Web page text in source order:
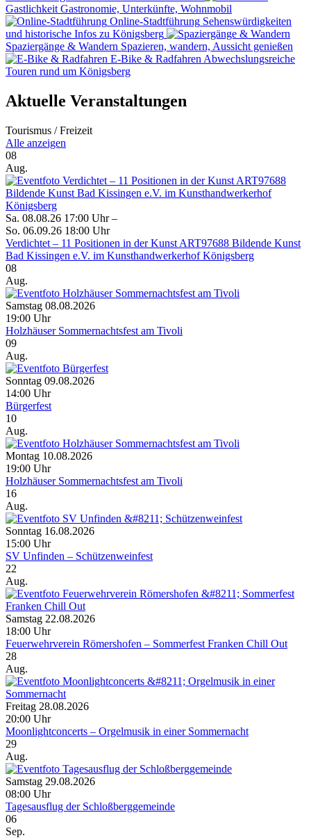
Gastlichkeit Gastronomie, Unterkünfte, Wohnmobil
Online-Stadtführung Sehenswürdigkeiten
und historische Infos zu Königsberg
Spaziergänge & Wandern Spazieren, wandern, Aussicht genießen
E-Bike & Radfahren Abwechslungsreiche
Touren rund um Königsberg
Aktuelle Veranstaltungen
Tourismus / Freizeit
Alle anzeigen
08
Aug.
Sa. 08.08.26 17:00 Uhr –
So. 06.09.26 18:00 Uhr
Verdichtet – 11 Positionen in der Kunst ART97688 Bildende Kunst
Bad Kissingen e.V. im Kunsthandwerkerhof Königsberg
08
Aug.
Samstag 08.08.2026
19:00 Uhr
Holzhäuser Sommernachtsfest am Tivoli
09
Aug.
Sonntag 09.08.2026
14:00 Uhr
Bürgerfest
10
Aug.
Montag 10.08.2026
19:00 Uhr
Holzhäuser Sommernachtsfest am Tivoli
16
Aug.
Sonntag 16.08.2026
15:00 Uhr
SV Unfinden – Schützenweinfest
22
Aug.
Samstag 22.08.2026
18:00 Uhr
Feuerwehrverein Römershofen – Sommerfest Franken Chill Out
28
Aug.
Freitag 28.08.2026
20:00 Uhr
Moonlightconcerts – Orgelmusik in einer Sommernacht
29
Aug.
Samstag 29.08.2026
08:00 Uhr
Tagesausflug der Schloßberggemeinde
06
Sep.